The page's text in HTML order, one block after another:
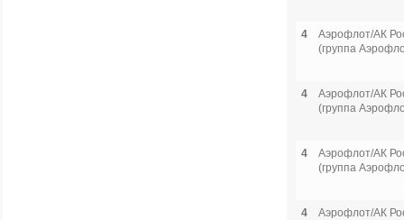
4
Аэрофлот/АК
(группа
4
Аэрофлот/АК
(группа
4
Аэрофлот/АК
(группа
4
Аэрофлот/АК